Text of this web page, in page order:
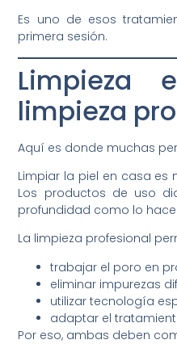
Es uno de esos
primera sesión.
Limpieza
limpieza
Aquí es donde muchas
Limpiar la piel en casa es
Los productos de uso
profundidad como lo
La limpieza profesional
trabajar el poro en
eliminar impurezas
utilizar tecnología
adaptar el
Por eso, ambas deben